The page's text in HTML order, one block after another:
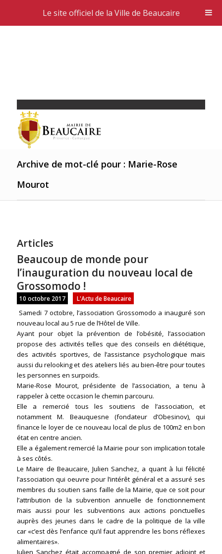
Archive de mot-clé pour : Marie-Rose
Mourot
Articles
Beaucoup de monde pour
l’inauguration du nouveau local de
Grossomodo !
10 octobre 2017 L'Actu de Beaucaire
Samedi 7 octobre, l’association Grossomodo a inauguré son
nouveau local au 5 rue de l’Hôtel de Ville.
Ayant pour objet la prévention de l’obésité, l’association
propose des activités telles que des conseils en diététique,
des activités sportives, de l’assistance psychologique mais
aussi du relooking et des ateliers liés au bien-être pour toutes
les personnes en surpoids.
Marie-Rose Mourot, présidente de l’association, a tenu à
rappeler à cette occasion le chemin parcouru.
Elle a remercié tous les soutiens de l’association, et
notamment M. Beauquesne (fondateur d’Obesinov), qui
finance le loyer de ce nouveau local de plus de 100m2 en bon
état en centre ancien.
Elle a également remercié la Mairie pour son implication totale
à ses côtés.
Le Maire de Beaucaire, Julien Sanchez, a quant à lui félicité
l’association qui oeuvre pour l’intérêt général et a assuré ses
membres du soutien sans faille de la Mairie, que ce soit pour
l’attribution de la subvention annuelle de fonctionnement
mais aussi pour les subventions aux actions ponctuelles
auprès des jeunes dans le cadre de la politique de la ville
car «c’est dès l’enfance qu’il faut apprendre les bons réflexes
alimentaires».
Julien Sanchez était accompagné de son premier adjoint et
Le site officiel de la Ville de Beaucaire